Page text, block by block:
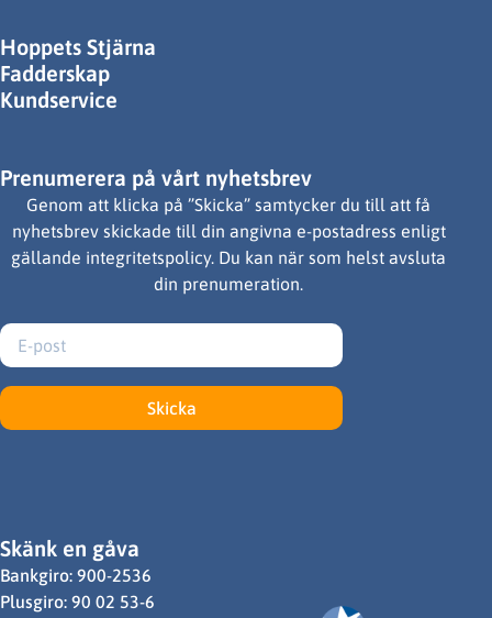
Hoppets Stjärna
Fadderskap
Kundservice
Prenumerera på vårt nyhetsbrev
Genom att klicka på ”Skicka” samtycker du till att få
nyhetsbrev skickade till din angivna e-postadress enligt
gällande integritetspolicy. Du kan när som helst avsluta
din prenumeration.
Skicka
Skänk en gåva
Bankgiro: 900-2536
Plusgiro: 90 02 53-6